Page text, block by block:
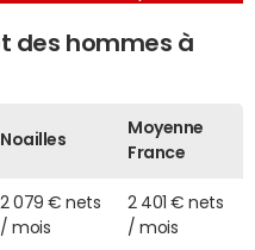
des hommes à
Noailles
Moyenne
France
2 079 € nets
/ mois
2 401 € nets
/ mois